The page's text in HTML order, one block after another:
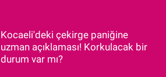
Kocaeli'deki çekirge paniğine
uzman açıklaması! Korkulacak bir
durum var mı?